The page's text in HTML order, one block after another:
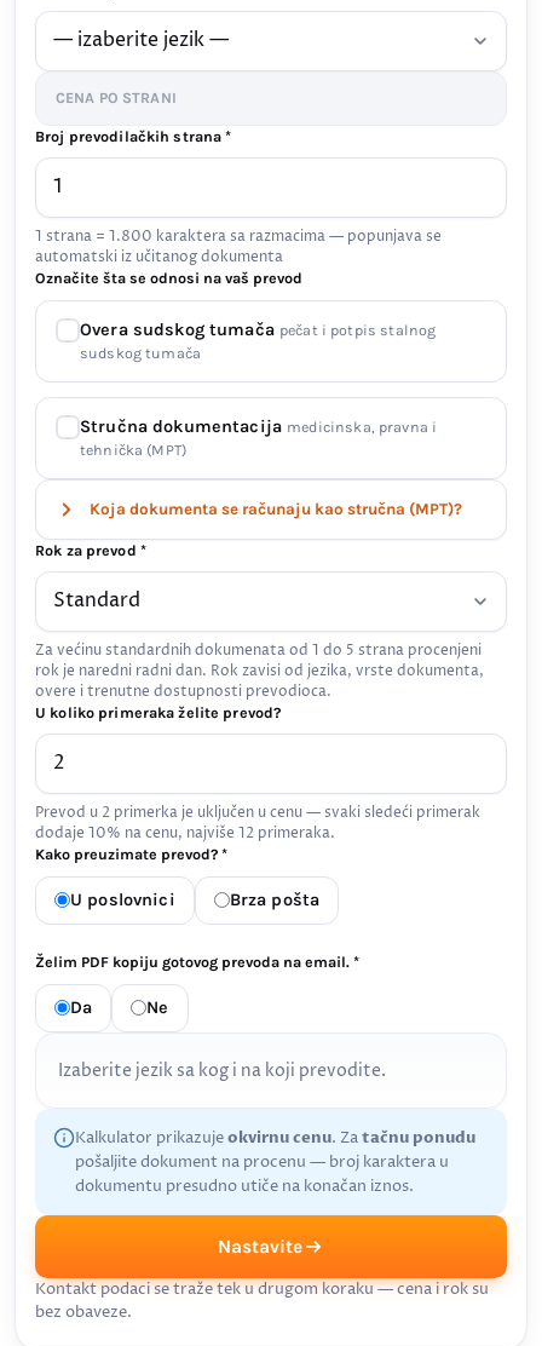
CENA PO STRANI
Broj prevodilačkih strana *
1 strana = 1.800 karaktera sa razmacima — popunjava se
automatski iz učitanog dokumenta
Označite šta se odnosi na vaš prevod
Overa sudskog tumača pečat i potpis stalnog
sudskog tumača
Stručna dokumentacija medicinska, pravna i
tehnička (MPT)
Koja dokumenta se računaju kao stručna (MPT)?
Rok za prevod *
Za većinu standardnih dokumenata od 1 do 5 strana procenjeni
rok je naredni radni dan. Rok zavisi od jezika, vrste dokumenta,
overe i trenutne dostupnosti prevodioca.
U koliko primeraka želite prevod?
Prevod u 2 primerka je uključen u cenu — svaki sledeći primerak
dodaje 10% na cenu, najviše 12 primeraka.
Kako preuzimate prevod? *
U poslovnici Brza pošta
Želim PDF kopiju gotovog prevoda na email. *
Da Ne
Izaberite jezik sa kog i na koji prevodite.
Kalkulator prikazujeokvirnu cenu. Zatačnu ponudu
pošaljite dokument na procenu — broj karaktera u
dokumentu presudno utiče na konačan iznos.
Nastavite
Kontakt podaci se traže tek u drugom koraku — cena i rok su
bez obaveze.